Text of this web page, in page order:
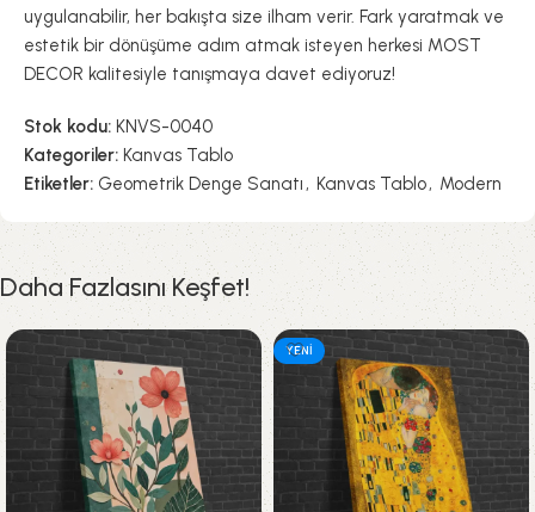
uygulanabilir, her bakışta size ilham verir. Fark yaratmak ve
estetik bir dönüşüme adım atmak isteyen herkesi MOST
DECOR kalitesiyle tanışmaya davet ediyoruz!
Stok kodu: KNVS-0040
Kategoriler: Kanvas Tablo
Etiketler: Geometrik Denge Sanatı, Kanvas Tablo, Modern
Daha Fazlasını Keşfet!
YENI